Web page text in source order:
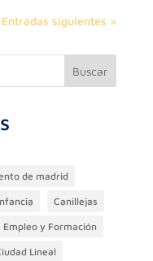
Entradas siguientes »
Buscar
de madrid
Canillejas
y Formación
Lineal